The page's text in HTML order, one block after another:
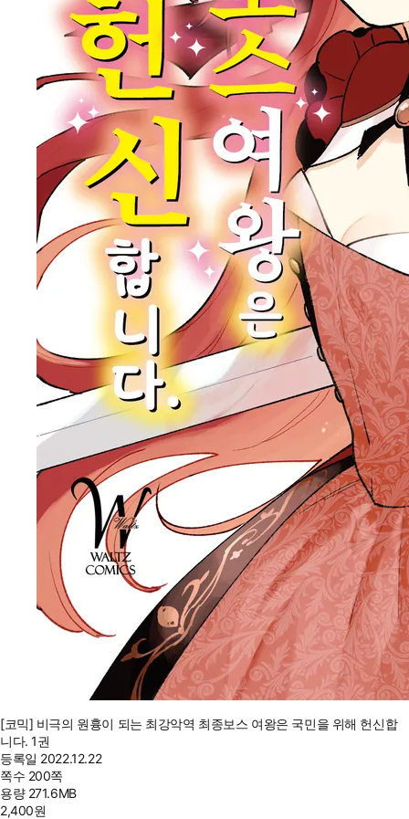
[코믹] 비극의 원흉이 되는 최강악역 최종보스 여왕은 국민을 위해 헌신합
니다. 1권
등록일 2022.12.22
쪽수 200쪽
용량 271.6MB
2,400원